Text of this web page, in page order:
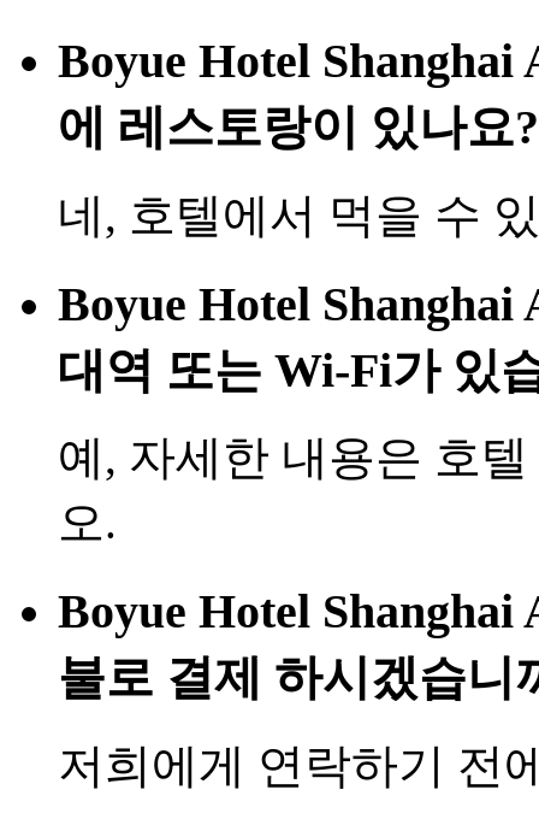
Boyue Hotel
에 레스토랑이 있나요?
네, 호텔에서 먹을 수
Boyue Hotel
대역 또는 Wi-Fi가 있
예, 자세한 내용은 호
오.
Boyue Hotel
불로 결제 하시겠습니
저희에게 연락하기 전